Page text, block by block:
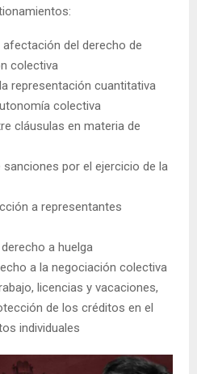
del derecho de
colectiva
representación cuantitativa
colectiva
cláusulas en materia de
por el ejercicio de la
a representantes
a huelga
a la negociación colectiva
licencias y vacaciones,
de los créditos en el
individuales